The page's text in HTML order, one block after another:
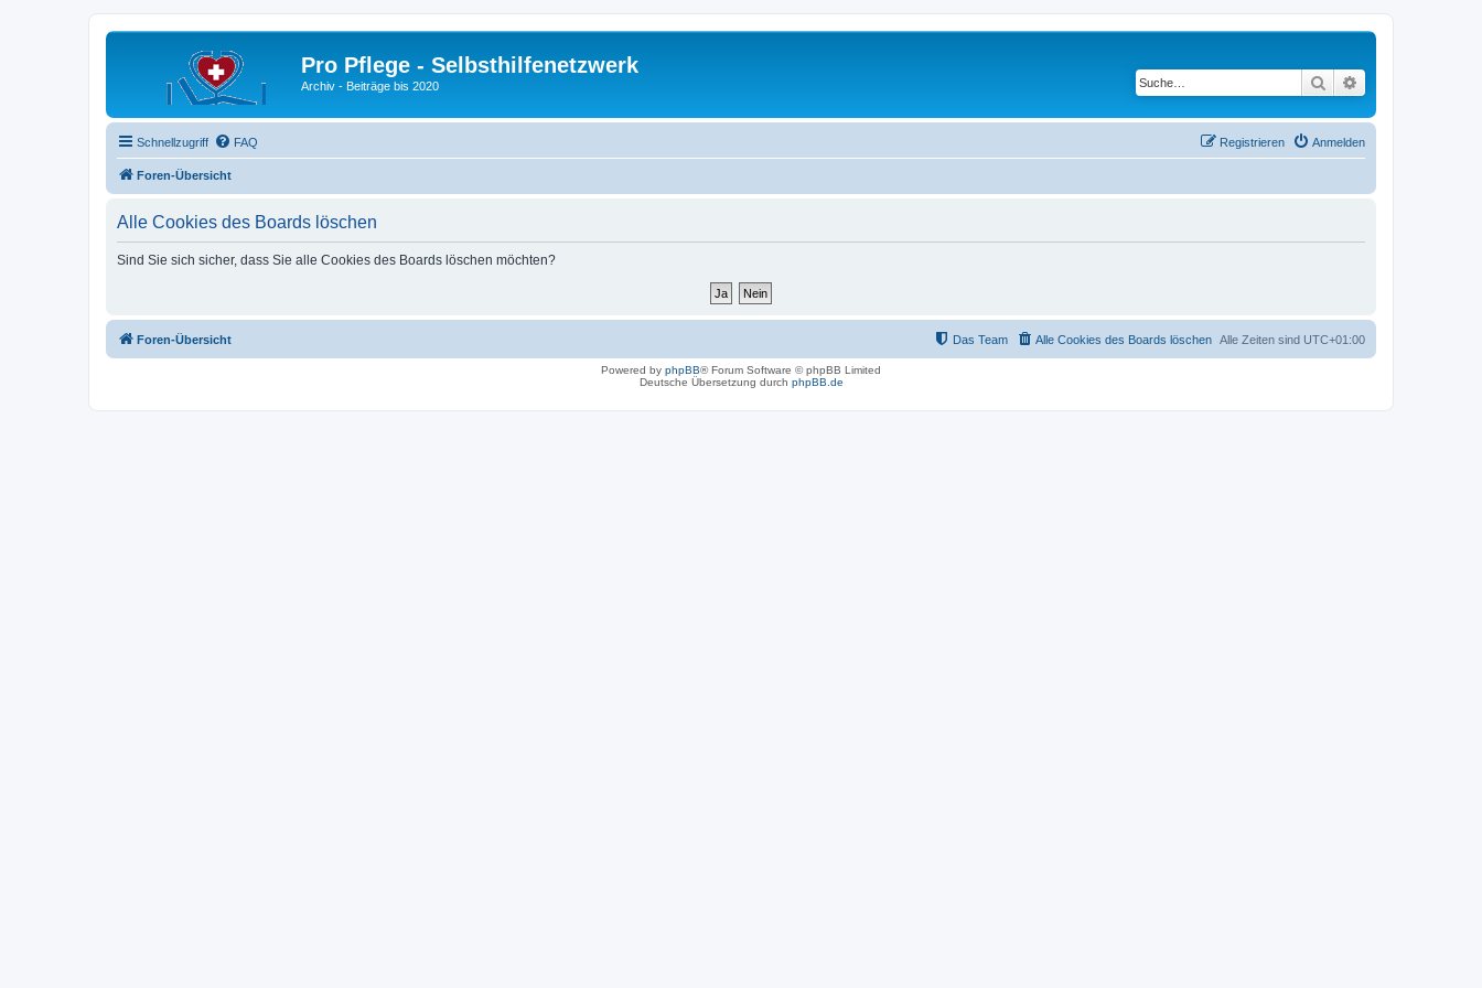
Pro Pflege - Selbsthilfenetzwerk
Archiv - Beiträge bis 2020 Suche
Schnellzugriff FAQ Anmelden
Registrieren
Foren-Übersicht
Alle Cookies des Boards löschen
Sind Sie sich sicher, dass Sie alle Cookies des Boards löschen möchten?
Foren-Übersicht Alle Zeiten sind UTC+01:00
Alle Cookies des Boards löschen
Das Team
Powered by phpBB® Forum Software © phpBB Limited
Deutsche Übersetzung durch phpBB.de